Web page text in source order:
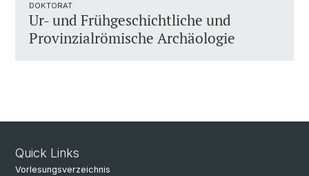
DOKTORAT
Ur- und Frühgeschichtliche und
Provinzialrömische Archäologie
Quick Links
Vorlesungsverzeichnis